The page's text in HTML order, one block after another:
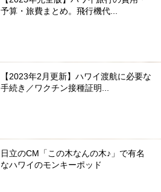
予算・旅費まとめ。飛行機代...
【2023年2月更新】ハワイ渡航に必要な
手続き／ワクチン接種証明...
日立のCM「この木なんの木♪」で有名
なハワイのモンキーポッド